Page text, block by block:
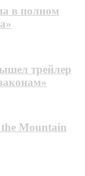
в полном
трейлер
Mountain